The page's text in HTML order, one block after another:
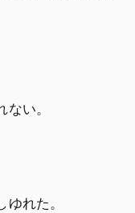
い。
れた。